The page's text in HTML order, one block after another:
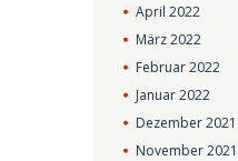
April2022
März2022
Februar2022
Januar2022
Dezember2021
November2021